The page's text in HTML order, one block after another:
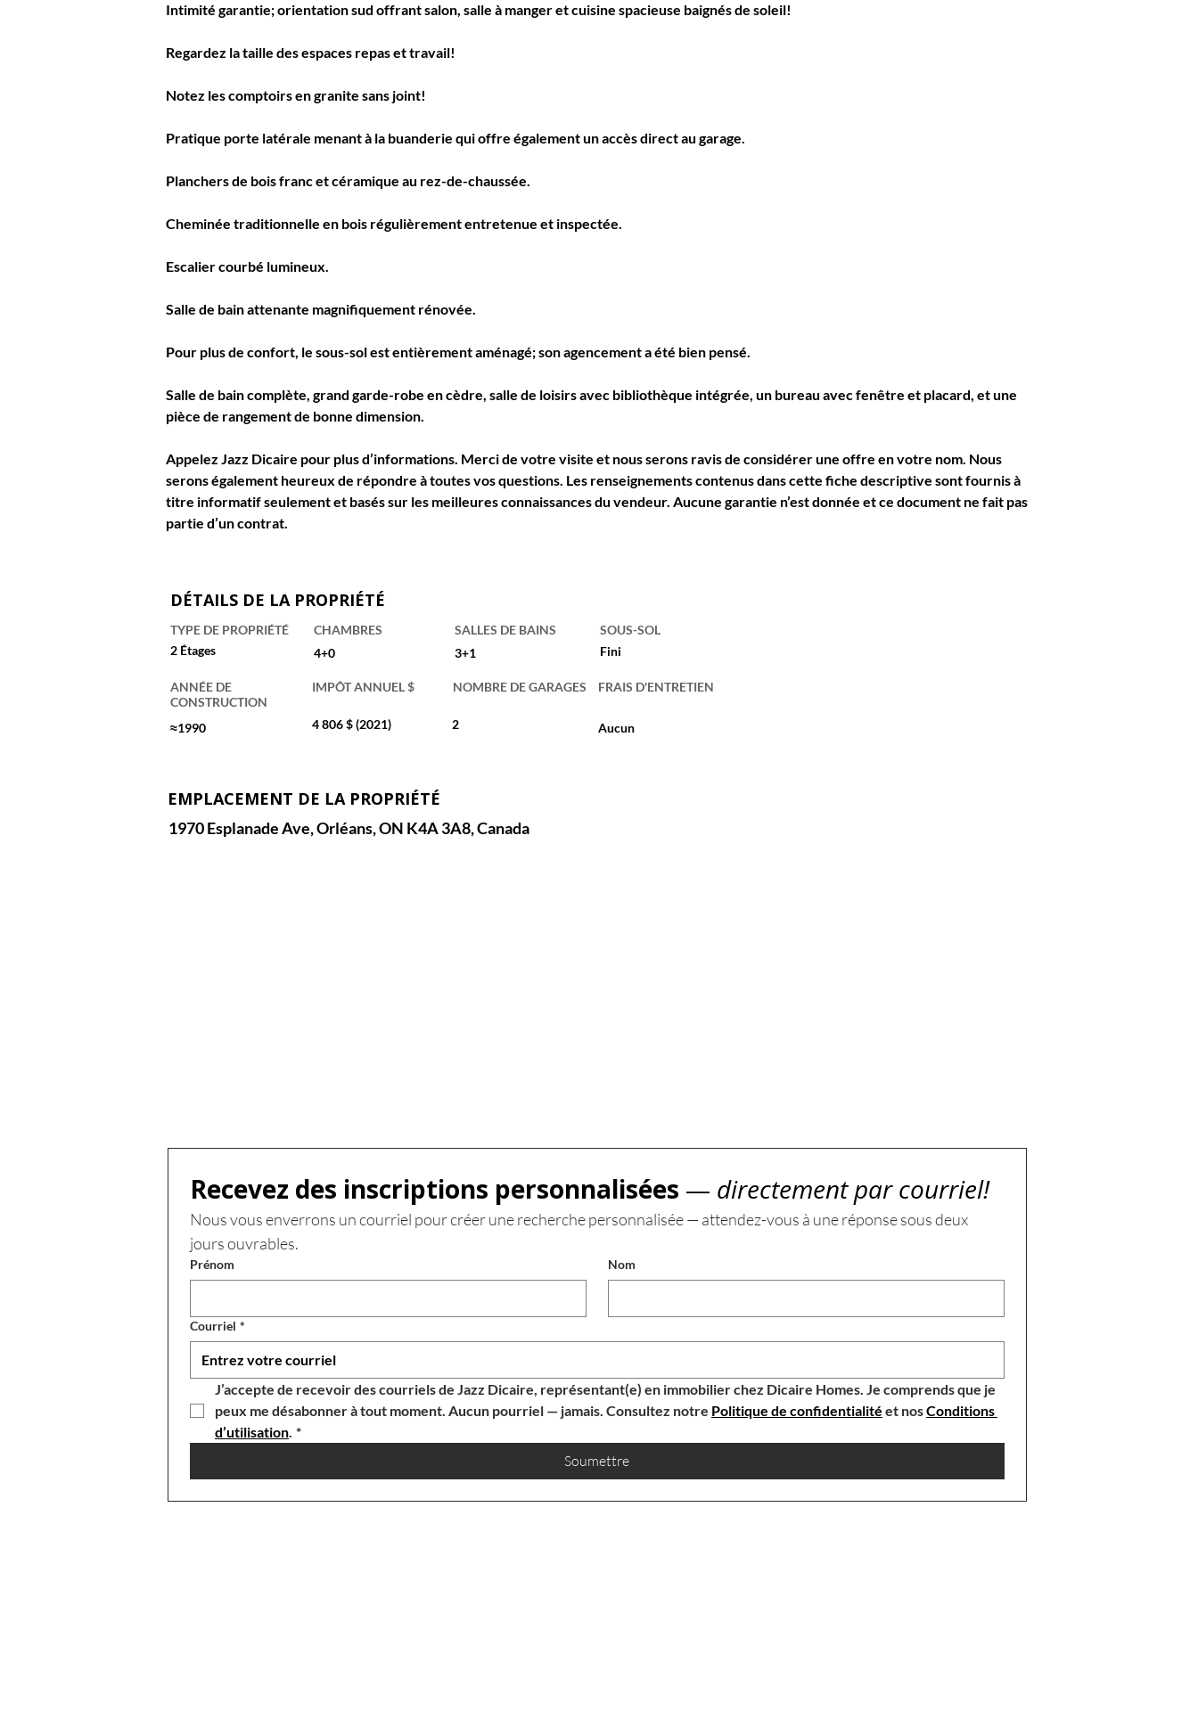
Intimité garantie; orientation sud offrant salon, salle à manger et cuisine spacieuse baignés de soleil!
Regardez la taille des espaces repas et travail!
Notez les comptoirs en granite sans joint!
Pratique porte latérale menant à la buanderie qui offre également un accès direct au garage.
Planchers de bois franc et céramique au rez-de-chaussée.
Cheminée traditionnelle en bois régulièrement entretenue et inspectée.
Escalier courbé lumineux.
Salle de bain attenante magnifiquement rénovée.
Pour plus de confort, le sous-sol est entièrement aménagé; son agencement a été bien pensé.
Salle de bain complète, grand garde-robe en cèdre, salle de loisirs avec bibliothèque intégrée, un bureau avec fenêtre et placard, et une
pièce de rangement de bonne dimension.
Appelez Jazz Dicaire pour plus d’informations. Merci de votre visite et nous serons ravis de considérer une offre en votre nom. Nous
serons également heureux de répondre à toutes vos questions. Les renseignements contenus dans cette fiche descriptive sont fournis à
titre informatif seulement et basés sur les meilleures connaissances du vendeur. Aucune garantie n’est donnée et ce document ne fait pas
partie d’un contrat.
DÉTAILS DE LA PROPRIÉTÉ
TYPE DE PROPRIÉTÉ
2 Étages
CHAMBRES
4+0
SALLES DE BAINS
3+1
SOUS-SOL
Fini
IMPÔT ANNUEL $ NOMBRE DE GARAGES
ANNÉE DE
CONSTRUCTION
FRAIS D'ENTRETIEN
4 806 $ (2021) 2
≈1990 Aucun
EMPLACEMENT DE LA PROPRIÉTÉ
1970 Esplanade Ave, Orléans, ON K4A 3A8, Canada
Recevez des inscriptions personnalisées — directement par courriel!
Nous vous enverrons un courriel pour créer une recherche personnalisée — attendez-vous à une réponse sous deux
jours ouvrables.
Prénom Nom
Courriel *
J’accepte de recevoir des courriels de Jazz Dicaire, représentant(e) en immobilier chez Dicaire Homes. Je comprends que je
peux me désabonner à tout moment. Aucun pourriel — jamais. Consultez notre Politique de confidentialité et nos Conditions
d’utilisation. *
Soumettre